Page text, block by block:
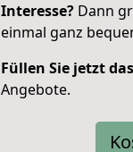
Interesse? Dann
einmal ganz
Füllen Sie jetzt
Angebote.